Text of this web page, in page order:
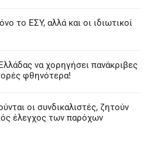
το ΕΣΥ, αλλά και οι ιδιωτικοί
να χορηγήσει πανάκριβες
φθηνότερα!
οι συνδικαλιστές, ζητούν
έλεγχος των παρόχων